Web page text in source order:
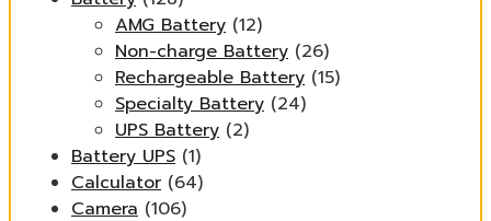
AMG Battery (12)
Non-charge Battery (26)
Rechargeable Battery (15)
Specialty Battery (24)
UPS Battery (2)
Battery UPS (1)
Calculator (64)
Camera (106)